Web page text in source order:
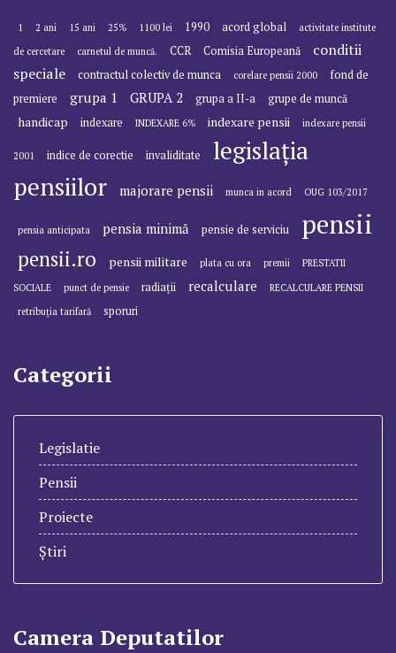
1 2 ani 15 ani 25% 1100 lei 1990 acord global
activitate institute
de cercetare
carnetul de muncă. CCR Comisia Europeană
conditii
speciale
contractul colectiv de munca corelare pensii 2000
fond de
premiere
grupa 1 GRUPA 2 grupa a II-a grupe de muncă
handicap indexare INDEXARE 6% indexare pensii indexare pensii
2001 indice de corectie invaliditate
legislația
pensiilor
majorare pensii munca in acord OUG 103/2017
pensia anticipata pensia minimă pensie de serviciu pensii
pensii.ro pensii militare plata cu ora premii
PRESTATII
SOCIALE
punct de pensie radiații recalculare
RECALCULARE PENSII
retribuția tarifară
sporuri
Categorii
Legislatie
Pensii
Proiecte
Știri
Camera Deputatilor